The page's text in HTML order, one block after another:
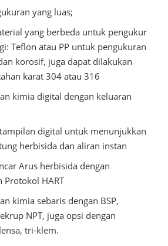
yang luas;
yang berbeda untuk pengukur
Teflon atau PP untuk pengukuran
korosif, juga dapat dilakukan
karat 304 atau 316
kimia digital dengan keluaran
digital untuk menunjukkan
herbisida dan aliran instan
Arus herbisida dengan
Protokol HART
kimia sebaris dengan BSP,
NPT, juga opsi dengan
tri-klem.